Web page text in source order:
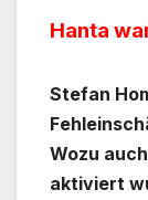
Hanta
Stefan
Wozu
aktiviert